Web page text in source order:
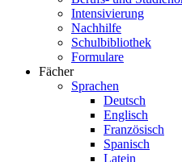
Intensivierung
Nachhilfe
Schulbibliothek
Formulare
Fächer
Sprachen
Deutsch
Englisch
Französisch
Spanisch
Latein